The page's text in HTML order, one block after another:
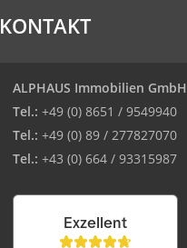
KONTAKT
ALPHAUS Immobilien GmbH
Tel.: +49 (0) 8651 / 9549940
Tel.: +49 (0) 89 / 277827070
Tel.: +43 (0) 664 / 93315987